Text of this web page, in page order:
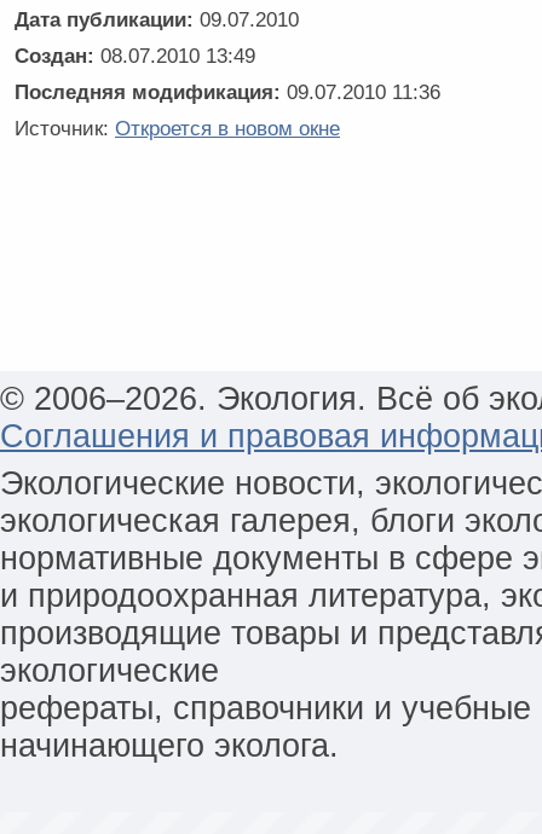
Дата публикации: 09.07.2010
Создан: 08.07.2010 13:49
Последняя модификация: 09.07.2010 11:36
Источник: Откроется в новом окне
© 2006–2026. Экология. Всё об
Соглашения и правовая
Экологические новости,
экологическая галерея, блоги
нормативные документы в сфере
и природоохранная литература,
производящие товары и
экологические
рефераты, справочники и
начинающего эколога.